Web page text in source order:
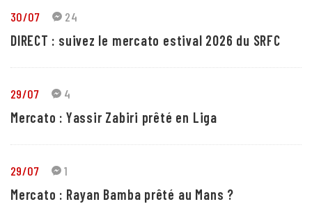
30/07 24
DIRECT : suivez le mercato estival 2026 du SRFC
29/07 4
Mercato : Yassir Zabiri prêté en Liga
29/07 1
Mercato : Rayan Bamba prêté au Mans ?